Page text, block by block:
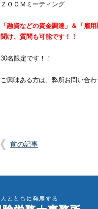
ＺＯＯＭミーティング
「融資などの資金調達」＆「雇
聞け、質問も可能です！！
30名限定です！！
ご興味ある方は、弊所お問い合
前の記事